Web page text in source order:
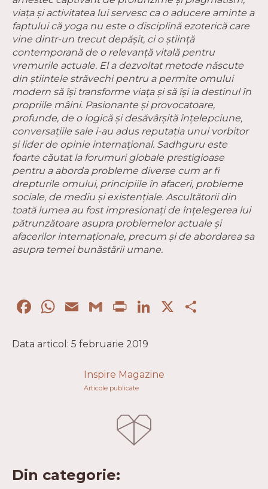
viața și activitatea lui servesc ca o aducere aminte a
faptului că yoga nu este o disciplină ezoterică care
vine dintr-un trecut depășit, ci o știință
contemporană de o relevanță vitală pentru
vremurile actuale. El a dezvoltat metode născute
din știintele străvechi pentru a permite omului
modern să își transforme viața și să își ia destinul în
propriile mâini. Pasionante și provocatoare,
profunde, de o logică și desăvârșită înțelepciune,
conversațiile sale i-au adus reputația unui vorbitor
și lider de opinie internațional. Sadhguru este
foarte căutat la forumuri globale prestigioase
pentru a aborda probleme diverse cum ar fi
drepturile omului, principiile în afaceri, probleme
sociale, de mediu și existențiale. Ascultătorii din
toată lumea au fost impresionați de înțelegerea lui
pătrunzătoare asupra problemelor actuale și
afacerilor internaționale, precum și de abordarea sa
asupra temei bunăstării umane.
Facebook
WhatsApp
EmailGmail
PrintLinkedIn
X
Data articol: 5 februarie 2019
Inspire Magazine
Articole publicate
Din categorie: